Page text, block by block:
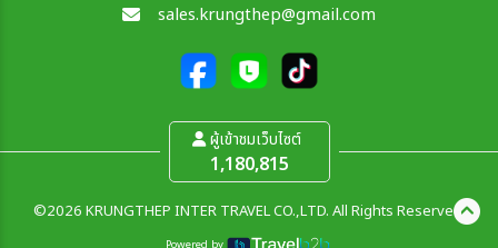
sales.krungthep@gmail.com
ผู้เข้าชมเว็บไซต์
1,180,815
©2026 KRUNGTHEP INTER TRAVEL CO.,LTD. All Rights Reserved.
Powered by